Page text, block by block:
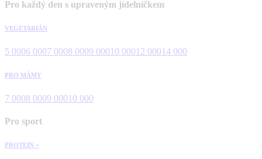
Pro každý den s upraveným jídelníčkem
VEGETARIÁN
5 0006 0007 0008 0009 00010 00012 00014 000
PRO MÁMY
7 0008 0009 00010 000
Pro sport
PROTEIN +